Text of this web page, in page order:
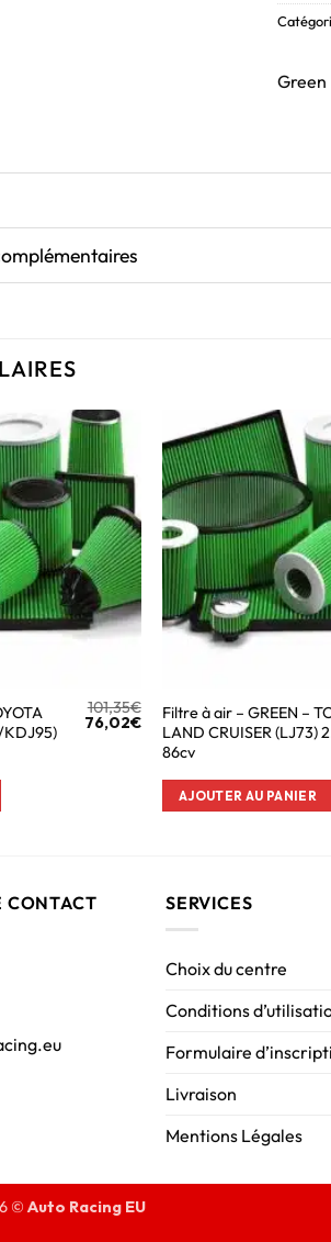
Green
KDJ95)
101,35€
76,02€
Filtre à air – GREEN –
LAND CRUISER (LJ73)
86cv
AJOUTER AU PANIER
CONTACT SERVICES
Choix du centre
Conditions
Formulaire
Livraison
Mentions Légales
© Auto Racing EU